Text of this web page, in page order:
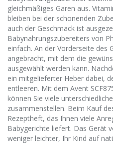
gleichmäßiges Garen aus.
bleiben bei der schonenden
auch der Geschmack ist
Babynahrungszubereiters von
einfach. An der Vorderseite des
angebracht, mit dem die
ausgewählt werden kann.
ein mitgelieferter Heber dabei,
entleeren. Mit dem Avent
können Sie viele
zusammenstellen. Beim Kauf
Rezeptheft, das Ihnen viele
Babygerichte liefert. Das Gerät
weniger leichter, Ihr Kind auf